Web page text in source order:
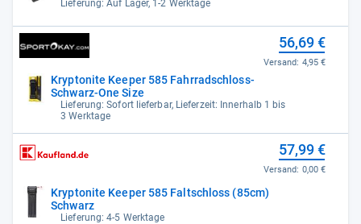
Lieferung: Auf Lager, 1-2 Werktage
Kryptonite Keeper 585 Fahrradschloss-
Schwarz-One Size
Lieferung: Sofort lieferbar, Lieferzeit: Innerhalb 1 bis
3 Werktage
56,69 €
Versand: 4,95 €
Kryptonite Keeper 585 Faltschloss (85cm)
Schwarz
Lieferung: 4-5 Werktage
57,99 €
Versand: 0,00 €